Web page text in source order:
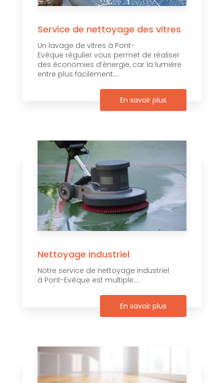
Service de nettoyage des vitres
Un lavage de vitres à Pont-
Evêque régulier vous permet de réaliser
des économies d’énergie, car la lumière
entre plus facilement....
En savoir plus
Nettoyage industriel
Notre service de nettoyage industriel
à Pont-Evêque est multiple....
En savoir plus